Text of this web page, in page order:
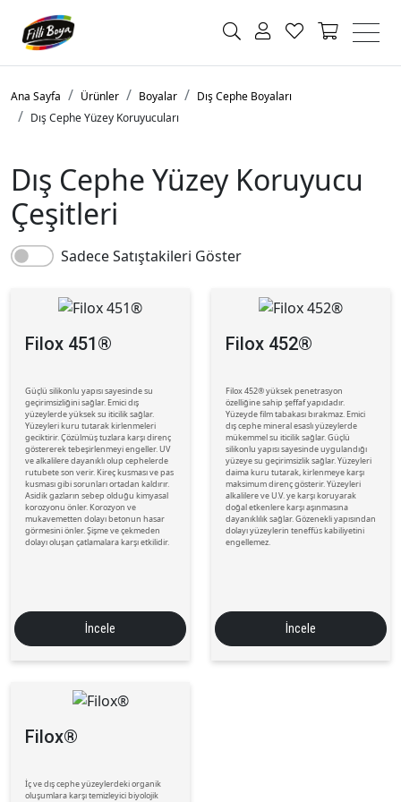
Ana Sayfa Ürünler Boyalar
Dış Cephe Boyaları
Dış Cephe Yüzey Koruyucuları
Dış Cephe Yüzey Koruyucu
Çeşitleri
Sadece Satıştakileri Göster
Filox 451®
Güçlü silikonlu yapısı sayesinde su
geçirimsizliğini sağlar. Emici dış
yüzeylerde yüksek su iticilik sağlar.
Yüzeyleri kuru tutarak kirlenmeleri
geciktirir. Çözülmüş tuzlara karşı direnç
göstererek tebeşirlenmeyi engeller. UV
ve alkalilere dayanıklı olup cephelerde
rutubete son verir. Kireç kusması ve pas
kusması gibi sorunları ortadan kaldırır.
Asidik gazların sebep olduğu kimyasal
korozyonu önler. Korozyon ve
mukavemetten dolayı betonun hasar
görmesini önler. Şişme ve çekmeden
dolayı oluşan çatlamalara karşı etkilidir.
İncele
Filox 452®
Filox 452® yüksek penetrasyon
özelliğine sahip şeffaf yapıdadır.
Yüzeyde film tabakası bırakmaz. Emici
dış cephe mineral esaslı yüzeylerde
mükemmel su iticilik sağlar. Güçlü
silikonlu yapısı sayesinde uygulandığı
yüzeye su geçirimsizlik sağlar. Yüzeyleri
daima kuru tutarak, kirlenmeye karşı
maksimum direnç gösterir. Yüzeyleri
alkalilere ve U.V. ye karşı koruyarak
doğal etkenlere karşı aşınmasına
dayanıklılık sağlar. Gözenekli yapısından
dolayı yüzeylerin teneffüs kabiliyetini
engellemez.
İncele
Filox®
İç ve dış cephe yüzeylerdeki organik
oluşumlara karşı temizleyici biyolojik